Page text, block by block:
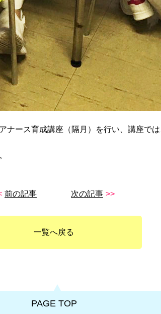
ナース育成講座（隔月）を行い、講座で
前の記事 次の記事 >>
一覧へ戻る
PAGE TOP